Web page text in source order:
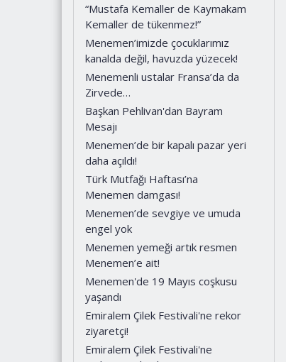
“Mustafa Kemaller de Kaymakam
Kemaller de tükenmez!”
Menemen’imizde çocuklarımız
kanalda değil, havuzda yüzecek!
Menemenli ustalar Fransa’da da
Zirvede…
Başkan Pehlivan'dan Bayram
Mesajı
Menemen’de bir kapalı pazar yeri
daha açıldı!
Türk Mutfağı Haftası’na
Menemen damgası!
Menemen’de sevgiye ve umuda
engel yok
Menemen yemeği artık resmen
Menemen’e ait!
Menemen'de 19 Mayıs coşkusu
yaşandı
Emiralem Çilek Festivali'ne rekor
ziyaretçi!
Emiralem Çilek Festivali'ne